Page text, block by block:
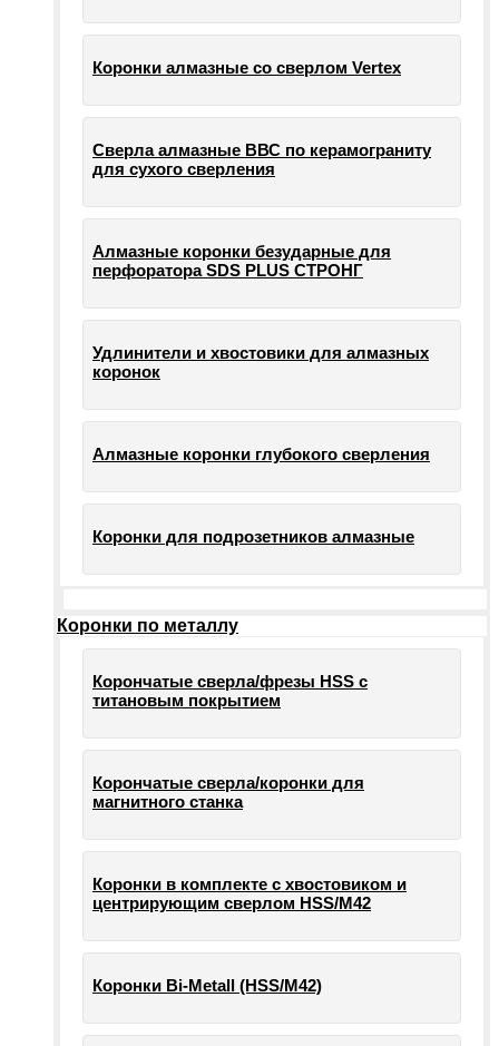
Коронки алмазные со сверлом Vertex
Сверла алмазные ВВС по керамограниту
для сухого сверления
Алмазные коронки безударные для
перфоратора SDS PLUS СТРОНГ
Удлинители и хвостовики для алмазных
коронок
Алмазные коронки глубокого сверления
Коронки для подрозетников алмазные
Коронки по металлу
Корончатые сверла/фрезы HSS c
титановым покрытием
Корончатые сверла/коронки для
магнитного станка
Коронки в комплекте с хвостовиком и
центрирующим сверлом HSS/М42
Коронки Bi-Metall (HSS/М42)